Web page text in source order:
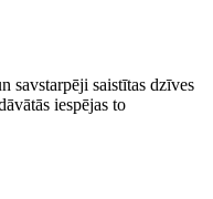
savstarpēji saistītas dzīves
iespējas to